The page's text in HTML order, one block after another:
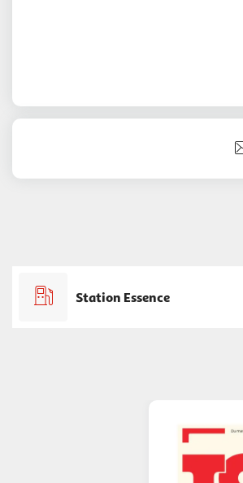
Station Essence